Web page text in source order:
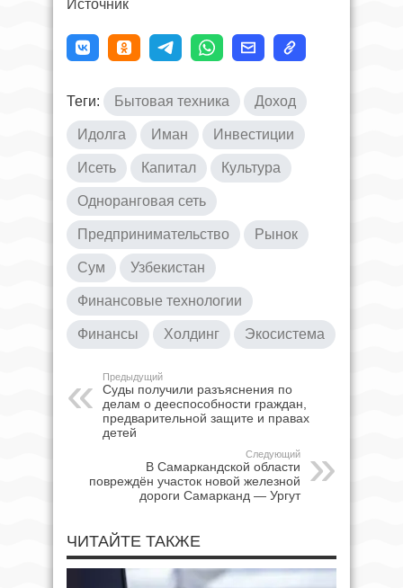
Источник
Теги: Бытовая техника Доход
Идолга Иман Инвестиции
Исеть Капитал Культура
Одноранговая сеть
Предпринимательство Рынок
Сум Узбекистан
Финансовые технологии
Финансы Холдинг Экосистема
Предыдущий
Суды получили разъяснения по
делам о дееспособности граждан,
предварительной защите и правах
детей
Следующий
В Самаркандской области
повреждён участок новой железной
дороги Самарканд — Ургут
ЧИТАЙТЕ ТАКЖЕ